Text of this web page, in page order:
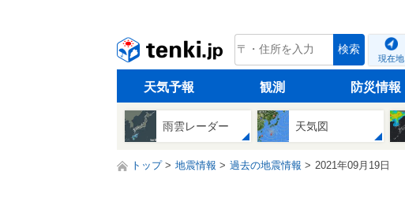
tenki.jp 検索
現在地
天気予報 観測 防災情報
雨雲レーダー 天気図
トップ 地震情報 過去の地震情報 2021年09月19日